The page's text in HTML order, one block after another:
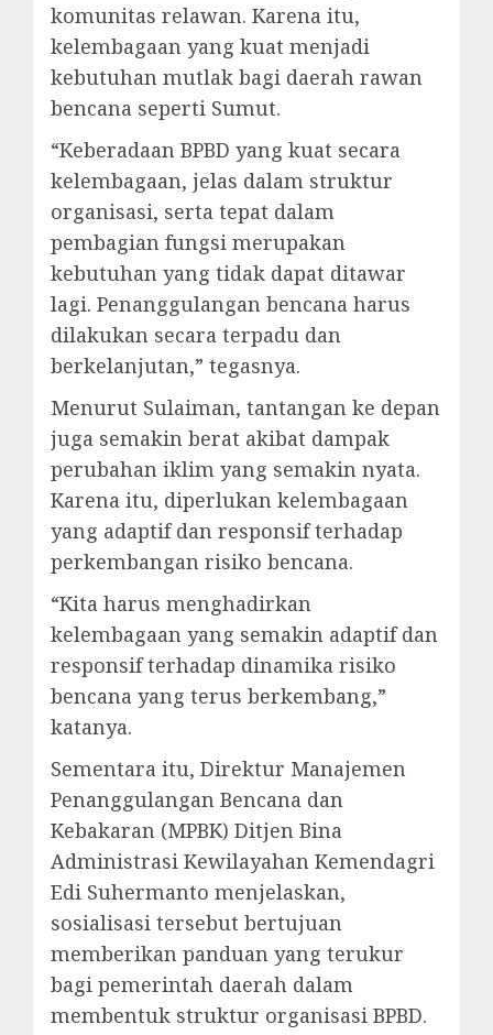
komunitas relawan. Karena itu,
kelembagaan yang kuat menjadi
kebutuhan mutlak bagi daerah rawan
bencana seperti Sumut.
“Keberadaan BPBD yang kuat secara
kelembagaan, jelas dalam struktur
organisasi, serta tepat dalam
pembagian fungsi merupakan
kebutuhan yang tidak dapat ditawar
lagi. Penanggulangan bencana harus
dilakukan secara terpadu dan
berkelanjutan,” tegasnya.
Menurut Sulaiman, tantangan ke depan
juga semakin berat akibat dampak
perubahan iklim yang semakin nyata.
Karena itu, diperlukan kelembagaan
yang adaptif dan responsif terhadap
perkembangan risiko bencana.
“Kita harus menghadirkan
kelembagaan yang semakin adaptif dan
responsif terhadap dinamika risiko
bencana yang terus berkembang,”
katanya.
Sementara itu, Direktur Manajemen
Penanggulangan Bencana dan
Kebakaran (MPBK) Ditjen Bina
Administrasi Kewilayahan Kemendagri
Edi Suhermanto menjelaskan,
sosialisasi tersebut bertujuan
memberikan panduan yang terukur
bagi pemerintah daerah dalam
membentuk struktur organisasi BPBD.